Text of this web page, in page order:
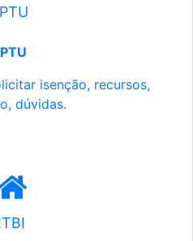
isenção, recursos,
dúvidas.